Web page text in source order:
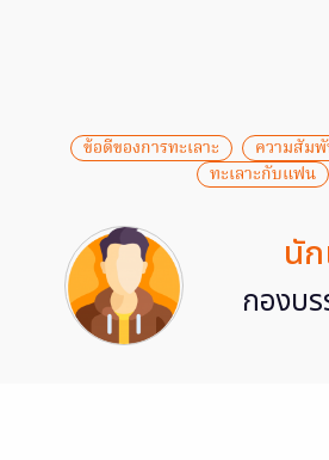
ข้อดีของการทะเลาะ ความสัม
ทะเลาะกับแฟน
นั
กองบ